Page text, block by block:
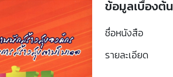
ข้อมูลเบื้องต้น
ชื่อหนังสือ
รายละเอียด